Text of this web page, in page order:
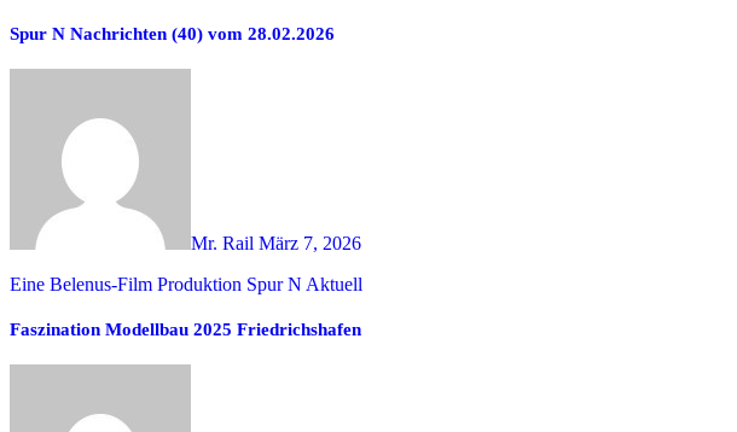
Spur N Nachrichten (40) vom 28.02.2026
Mr. Rail März 7, 2026
Eine Belenus-Film Produktion Spur N Aktuell
Faszination Modellbau 2025 Friedrichshafen